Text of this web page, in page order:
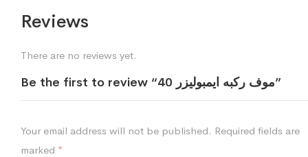
Reviews
There are no reviews yet.
Be the first to review “موف ركبه ايمبوليزر 40”
Your email address will not be published. Required fields are
marked *